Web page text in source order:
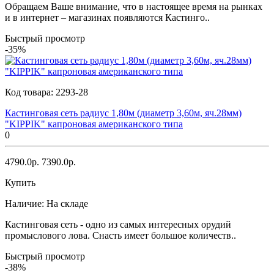
Обращаем Ваше внимание, что в настоящее время на рынках
и в интернет – магазинах появляются Кастинго..
Быстрый просмотр
-35%
Код товара: 2293-28
Кастинговая сеть радиус 1,80м (диаметр 3,60м, яч.28мм)
"KIPPIK" капроновая американского типа
0
4790.0р. 7390.0р.
Купить
Наличие: На складе
Кастинговая сеть - одно из самых интересных орудий
промыслового лова. Снасть имеет большое количеств..
Быстрый просмотр
-38%